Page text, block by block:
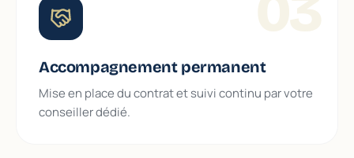
Accompagnement permanent
Mise en place du contrat et suivi continu par votre
conseiller dédié.